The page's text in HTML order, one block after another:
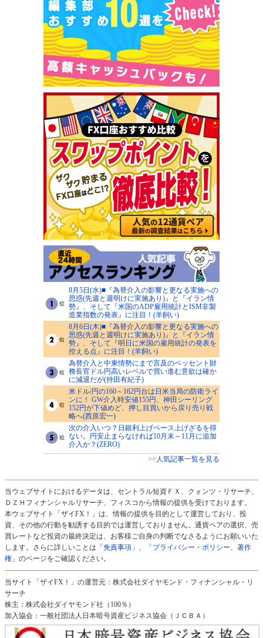
8月5日(水)■『為替介入の影響と更なる実施への
思惑(先週と週明けに実施あり)』と『イラン情
勢』、そして『米国のADP雇用統計とISM非製
造業指数の発表』に注目！(羊飼い)
8月6日(木)■『為替介入の影響と更なる実施への
思惑(先週と週明けに実施あり)』と『イラン情
勢』、そして『明日に米国の雇用統計の発表を
控える点』に注目！(羊飼い)
為替介入と中東情勢にまで言及のベッセント財
務長官ドル円高いレベルで買い進む意欲は確か
に減退だが(持田有紀子)
米ドル/円の160～162円台は日米当局の防衛ライ
ンに！ GW介入時安値155円、神田シーリング
152円が下値めど、押し目買いから戻り売り戦
略へ(西原宏一)
次の介入いつ？日銀利上げペース上げざるを得
ない。円安止まらなければ10月末～11月に追加
介入か？(ZERO)
>>人気記事一覧を見る
当ウェブサイトにおけるデータは、セントラル短資ＦＸ、クォンツ・リサーチ、
ＤＺＨフィナンシャルリサーチ、フィスコから情報の提供を受けております。
本ウェブサイト「ザイFX！」は、情報の提供を目的として運営しており、投
資、その他の行動を勧誘する目的では運営しておりません。通貨ペアの選択、売
買レートなど投資の最終決定は、お客様ご自身の判断でなさるようにお願いいた
します。さらに詳しいことは 「免責事項」 、
「プライバシー・ポリシー、著作
権」 のページをご確認ください。
当サイト「ザイFX！」の運営元：株式会社ダイヤモンド・フィナンシャル・リ
サーチ
株主：株式会社ダイヤモンド社（100％）
加入協会：一般社団法人日本暗号資産ビジネス協会（ＪＣＢＡ）